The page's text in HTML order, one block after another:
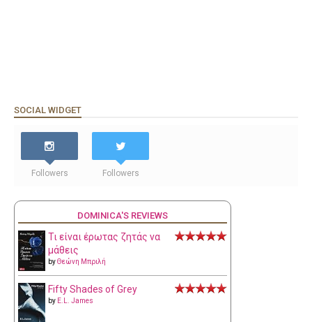
SOCIAL WIDGET
Followers Followers
DOMINICA'S REVIEWS
Τι είναι έρωτας ζητάς να
μάθεις
byΘεώνη Μπριλή
Fifty Shades of Grey
by E.L. James